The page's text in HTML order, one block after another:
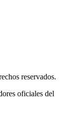
reservados.
oficiales del